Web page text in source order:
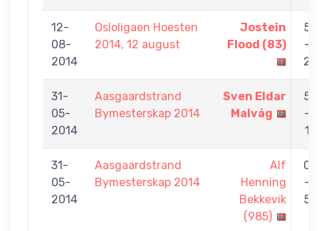
12-
08-
2014
Osloligaen Hoesten
2014, 12 august
Jostein
Flood (83)
5
-
2
31-
05-
2014
Aasgaardstrand
Bymesterskap 2014
Sven Eldar
Malvåg
5
-
1
31-
05-
2014
Aasgaardstrand
Bymesterskap 2014
Alf
Henning
Bekkevik
(985)
0
-
5